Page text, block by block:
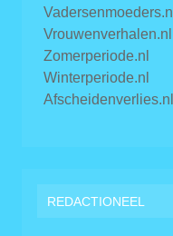
Vadersenmoeders.nl
Vrouwenverhalen.nl
Zomerperiode.nl
Winterperiode.nl
Afscheidenverlies.nl
REDACTIONEEL